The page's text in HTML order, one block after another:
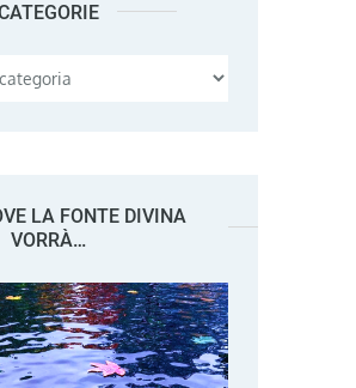
LA FONTE DIVINA
VORRÀ…